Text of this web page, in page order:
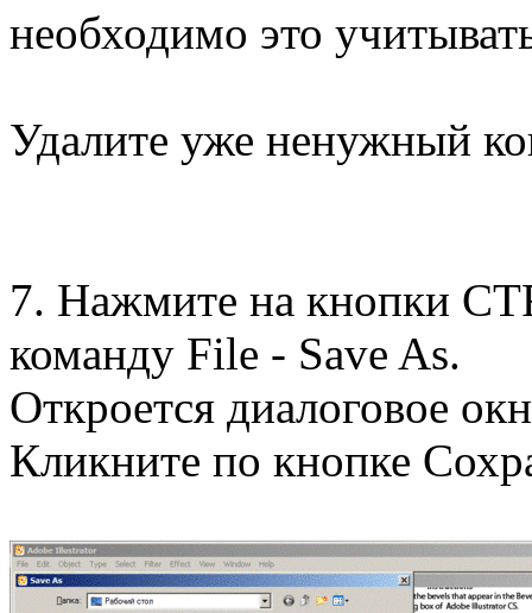
необходимо это
Удалите уже ненужный
7. Нажмите на кнопки
команду File - Save As.
Откроется диалоговое
Кликните по кнопке